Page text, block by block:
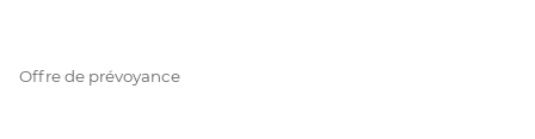
Offre de prévoyance